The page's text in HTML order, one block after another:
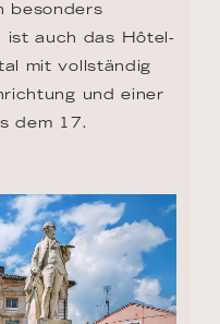
besonders
ist auch das Hôtel-
mit vollständig
und einer
dem 17.